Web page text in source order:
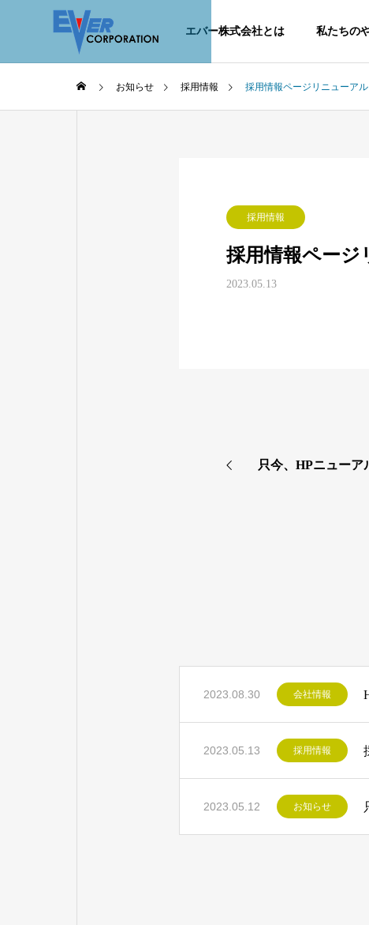
エバー株式会社とは 私たちの
お知らせ 採用情報 採用情報ページリニューアル
採用情報
採用情報ページ
2023.05.13
只今、HPニューア
2023.08.30 会社情報
2023.05.13 採用情報
2023.05.12 お知らせ